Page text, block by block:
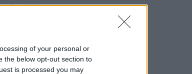
of your personal or
the below opt-out section to
is processed you may
Po